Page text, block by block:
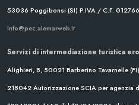
53036 Poggibonsi (SI) P.IVA / C.F.
info@pec.alemarweb.it
Servizi di intermediazione turistica
Alighieri, 8, 50021 Barberino Tavarnelle (FI)
218042Autorizzazione SCIA per